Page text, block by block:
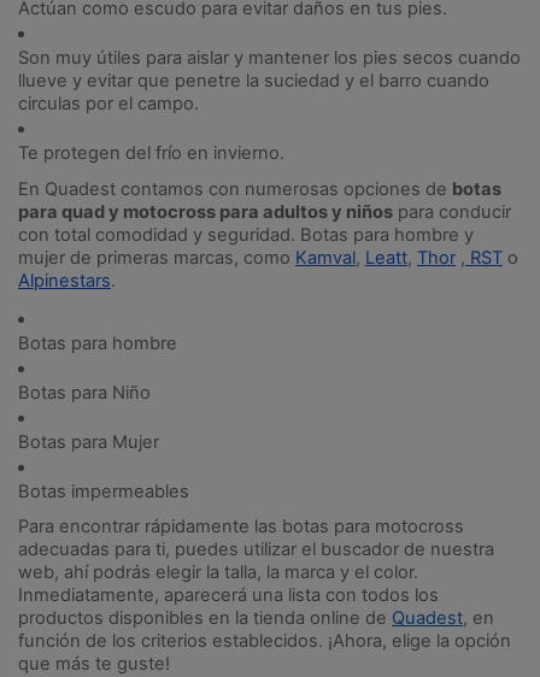
Actúan como escudo para evitar daños en tus pies.
Son muy útiles para aislar y mantener los pies secos cuando
llueve y evitar que penetre la suciedad y el barro cuando
circulas por el campo.
Te protegen del frío en invierno.
En Quadest contamos con numerosas opciones de botas
para quad y motocross para adultos y niños para conducir
con total comodidad y seguridad. Botas para hombre y
mujer de primeras marcas, como Kamval, Leatt, Thor , RST
Alpinestars.
Botas para hombre
Botas para Niño
Botas para Mujer
Botas impermeables
Para encontrar rápidamente las botas para motocross
adecuadas para ti, puedes utilizar el buscador de nuestra
web, ahí podrás elegir la talla, la marca y el color.
Inmediatamente, aparecerá una lista con todos los
productos disponibles en la tienda online de Quadest, en
función de los criterios establecidos. ¡Ahora, elige la opción
que más te guste!